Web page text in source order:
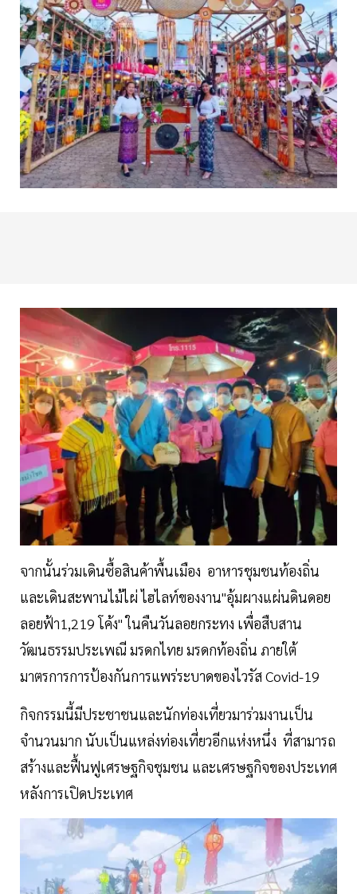
จากนั้นร่วมเดินซื้อสินค้าพื้นเมือง อาหารชุมชนท้องถิ่น
และเดินสะพานไม้ไผ่ ไฮไลท์ของงาน"อุ้มผางแผ่นดินดอย
ลอยฟ้า1,219 โค้ง" ในคืนวันลอยกระทง เพื่อสืบสาน
วัฒนธรรมประเพณี มรดกไทย มรดกท้องถิ่น ภายใต้
มาตรการการป้องกันการแพร่ระบาดของไวรัส Covid-19
กิจกรรมนี้มีประชาชนและนักท่องเที่ยวมาร่วมงานเป็น
จำนวนมาก นับเป็นแหล่งท่องเที่ยวอีกแห่งหนึ่ง ที่สามารถ
สร้างและฟื้นฟูเศรษฐกิจชุมชน และเศรษฐกิจของประเทศ
หลังการเปิดประเทศ